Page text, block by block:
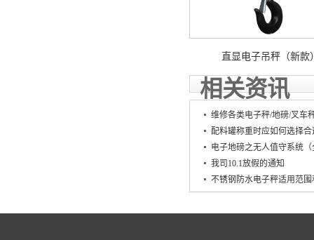
直显电子吊秤（新款
相关资讯
维修各类电子秤/地磅/叉车
配料罐称重时应如何选择
电子地磅之无人值守系统
我司10.1放假的通知
不锈钢防水电子秤适用范